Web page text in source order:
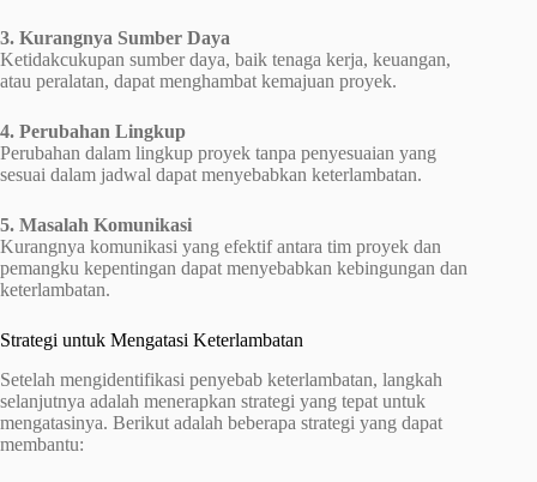
3. Kurangnya Sumber Daya
Ketidakcukupan sumber daya, baik tenaga kerja, keuangan,
atau peralatan, dapat menghambat kemajuan proyek.
4. Perubahan Lingkup
Perubahan dalam lingkup proyek tanpa penyesuaian yang
sesuai dalam jadwal dapat menyebabkan keterlambatan.
5. Masalah Komunikasi
Kurangnya komunikasi yang efektif antara tim proyek dan
pemangku kepentingan dapat menyebabkan kebingungan dan
keterlambatan.
Strategi untuk Mengatasi Keterlambatan
Setelah mengidentifikasi penyebab keterlambatan, langkah
selanjutnya adalah menerapkan strategi yang tepat untuk
mengatasinya. Berikut adalah beberapa strategi yang dapat
membantu: